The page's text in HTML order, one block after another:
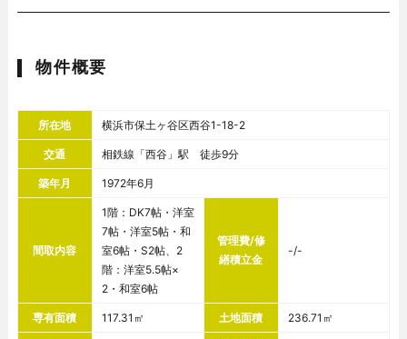
物件概要
所在地 横浜市保土ヶ谷区西谷1-18-2
交通 相鉄線「西谷」駅 徒歩9分
築年月 1972年6月
間取内容
1階：DK7帖・洋室
7帖・洋室5帖・和
室6帖・S2帖、2
階：洋室5.5帖×
2・和室6帖
管理費/修
繕積立金
-/-
専有面積 117.31㎡ 土地面積 236.71㎡